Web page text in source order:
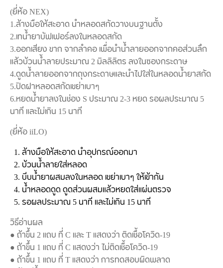
(ยี่ห้อ NEX)
1.ล้างมือให้สะอาด นำหลอดสกัดวางบนฐานตั้ง
2.เทน้ำยาบัฟเฟอร์ลงในหลอดสกัด
3.ออกเสียง ขาก จากลำคอ เพื่อนำน้ำลายออกจากคอส่วนลึก
แล้วบ้วนน้ำลายประมาณ 2 มิลลิลิตร ลงในซองกระดาษ
4.ดูดน้ำลายออกจากถุงกระดาษและนำไปใส่ในหลอดน้ำยาสกัด
5.ปิดฝาหลอดสกัดเขย่าเบาๆ
6.หยดน้ำยาลงในช่อง S ประมาณ 2-3 หยด รอผลประมาณ 5
นาที และไม่เกิน 15 นาที
(ยี่ห้อ iiLO)
ล้างมือให้สะอาด นำอุปกรณ์ออกมา
บ้วนน้ำลายใส่หลอด
บีบน้ำยาผสมลงในหลอด เขย่าเบาๆ ให้เข้ากัน
น้ำหลอดดูด ดูดส่วนผสมแล้วหยดใส่แผ่นตรวจ
รอผลประมาณ 5 นาที และไม่เกิน 15 นาที
วิธีอ่านผล
● ถ้าขึ้น 2 แถบ ที่ C และ T แสดงว่า ติดเชื้อโควิด-19
● ถ้าขึ้น 1 แถบ ที่ C แสดงว่า ไม่ติดเชื้อโควิด-19
● ถ้าขึ้น 1 แถบ ที่ T แสดงว่า การทดสอบผิดพลาด